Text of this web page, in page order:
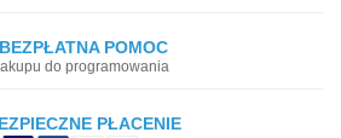
BEZPŁATNA POMOC
do programowania
PŁACENIE